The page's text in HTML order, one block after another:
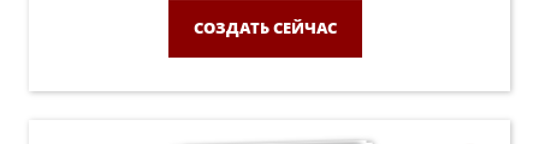
СОЗДАТЬ СЕЙЧАС